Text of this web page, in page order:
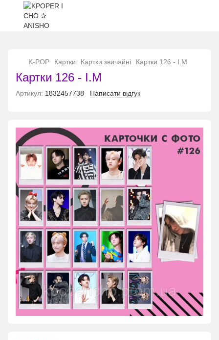
K-POP Картки Картки звичайні Картки 126 - I.M
Картки 126 - I.M
Артикул: 1832457738 Написати відгук